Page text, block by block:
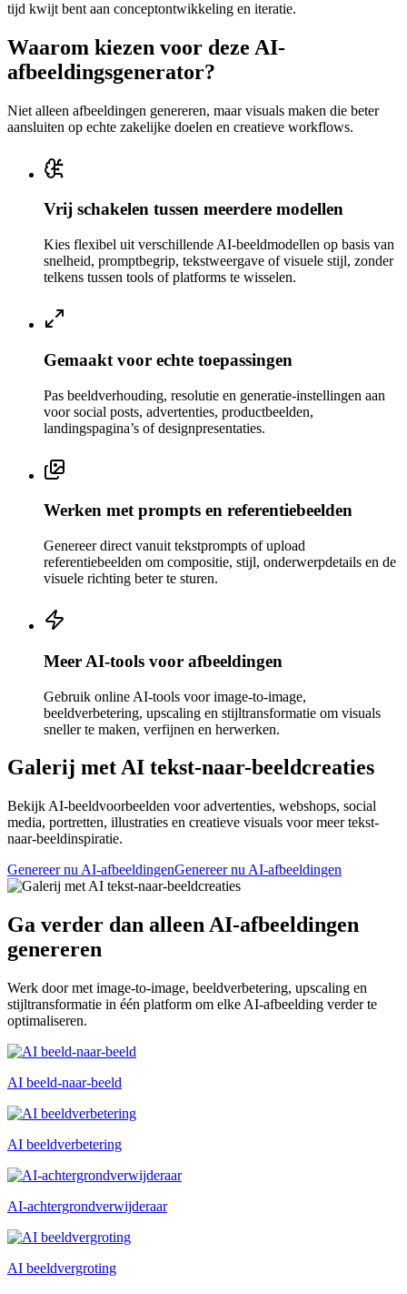
tijd kwijt bent aan conceptontwikkeling en iteratie.
Waarom kiezen voor deze AI-
afbeeldingsgenerator?
Niet alleen afbeeldingen genereren, maar visuals maken die beter
aansluiten op echte zakelijke doelen en creatieve workflows.
Vrij schakelen tussen meerdere modellen
Kies flexibel uit verschillende AI-beeldmodellen op basis van
snelheid, promptbegrip, tekstweergave of visuele stijl, zonder
telkens tussen tools of platforms te wisselen.
Gemaakt voor echte toepassingen
Pas beeldverhouding, resolutie en generatie-instellingen aan
voor social posts, advertenties, productbeelden,
landingspagina’s of designpresentaties.
Werken met prompts en referentiebeelden
Genereer direct vanuit tekstprompts of upload
referentiebeelden om compositie, stijl, onderwerpdetails en de
visuele richting beter te sturen.
Meer AI-tools voor afbeeldingen
Gebruik online AI-tools voor image-to-image,
beeldverbetering, upscaling en stijltransformatie om visuals
sneller te maken, verfijnen en herwerken.
Galerij met AI tekst-naar-beeldcreaties
Bekijk AI-beeldvoorbeelden voor advertenties, webshops, social
media, portretten, illustraties en creatieve visuals voor meer tekst-
naar-beeldinspiratie.
Genereer nu AI-afbeeldingenGenereer nu AI-afbeeldingen
Ga verder dan alleen AI-afbeeldingen
genereren
Werk door met image-to-image, beeldverbetering, upscaling en
stijltransformatie in één platform om elke AI-afbeelding verder te
optimaliseren.
AI beeld-naar-beeld
AI beeldverbetering
AI-achtergrondverwijderaar
AI beeldvergroting